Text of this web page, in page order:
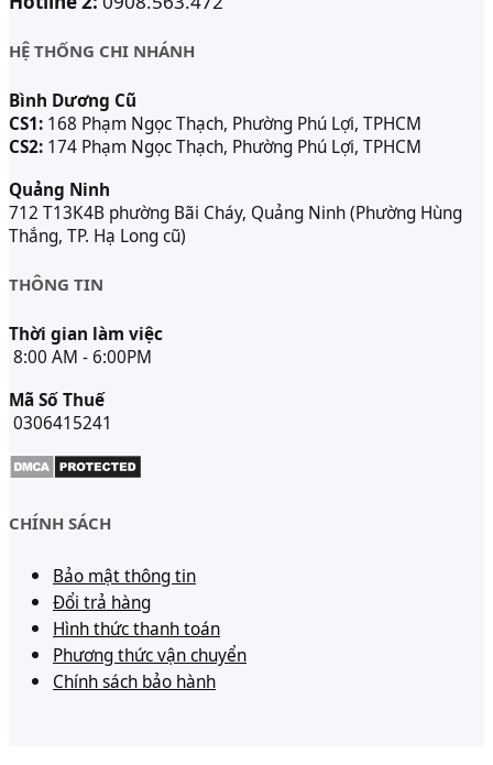
HỆ THỐNG CHI NHÁNH
Bình Dương Cũ
CS1: 168 Phạm Ngọc Thạch, Phường Phú Lợi, TPHCM
CS2: 174 Phạm Ngọc Thạch, Phường Phú Lợi, TPHCM
Quảng Ninh
712 T13K4B phường Bãi Cháy, Quảng Ninh (Phường Hùng
Thắng, TP. Hạ Long cũ)
THÔNG TIN
Thời gian làm việc
8:00 AM - 6:00PM
Mã Số Thuế
0306415241
CHÍNH SÁCH
Bảo mật thông tin
Đổi trả hàng
Hình thức thanh toán
Phương thức vận chuyển
Chính sách bảo hành